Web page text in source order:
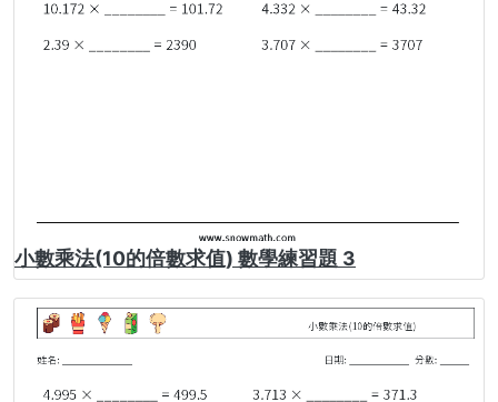
小數乘法(10的倍數求值) 數學練習題 3